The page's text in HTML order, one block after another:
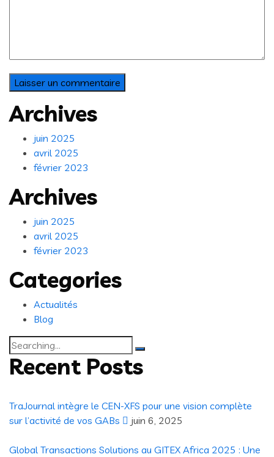
Archives
juin 2025
avril 2025
février 2023
Archives
juin 2025
avril 2025
février 2023
Categories
Actualités
Blog
Search
for:
Recent Posts
TraJournal intègre le CEN-XFS pour une vision complète
sur l’activité de vos GABs
juin 6, 2025
Global Transactions Solutions au GITEX Africa 2025 : Une